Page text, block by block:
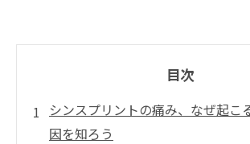
目次
シンスプリントの痛み、なぜ起こ
因を知ろう